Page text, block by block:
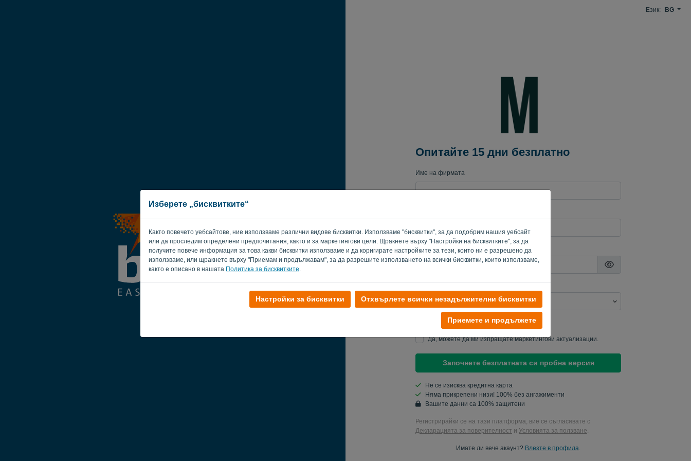
Изберете „бисквитките“
Както повечето уебсайтове, ние използваме различни видове бисквитки. Използваме "бисквитки", за да подобрим нашия уебсайт
или да проследим определени предпочитания, както и за маркетингови цели. Щракнете върху "Настройки на бисквитките", за да
получите повече информация за това какви бисквитки използваме и да коригирате настройките за тези, които ни е разрешено да
използваме, или щракнете върху "Приемам и продължавам", за да разрешите използването на всички бисквитки, които използваме,
както е описано в нашата Политика за бисквитките.
Настройки за бисквитки Отхвърлете всички незадължителни бисквитки
Приемете и продължете
Език: BG
Опитайте 15 дни безплатно
Име на фирмата
Парола
Държава
Свържете се с мен за актуализации.
Да, можете да ми изпращате маркетингови актуализации.
Започнете безплатната си пробна версия
Не се изисква кредитна карта
Няма прикрепени низи! 100% без ангажименти
Вашите данни са 100% защитени
Регистрирайки се на тази платформа, вие се съгласявате с
Декларацията за поверителност и Условията за ползване.
Имате ли вече акаунт? Влезте в профила.